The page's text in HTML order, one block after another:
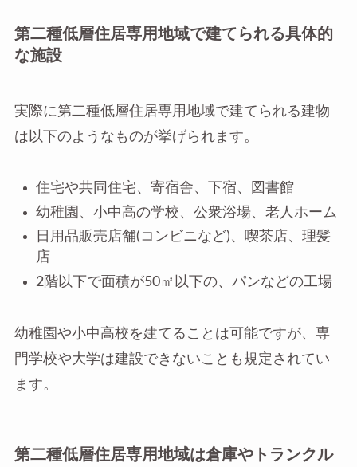
第二種低層住居専用地域で建てられる具体的
な施設
実際に第二種低層住居専用地域で建てられる建物
は以下のようなものが挙げられます。
住宅や共同住宅、寄宿舎、下宿、図書館
幼稚園、小中高の学校、公衆浴場、老人ホーム
日用品販売店舗(コンビニなど)、喫茶店、理髪
店
2階以下で面積が50㎡以下の、パンなどの工場
幼稚園や小中高校を建てることは可能ですが、専
門学校や大学は建設できないことも規定されてい
ます。
第二種低層住居専用地域は倉庫やトランクル